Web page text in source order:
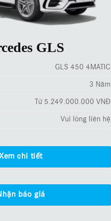
GLS
GLS 450 4MATIC
3 Năm
Từ 5.249.000.000 VNĐ
Vui lòng liên hệ
chi tiết
báo giá